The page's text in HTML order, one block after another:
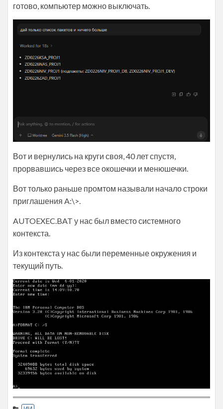
готово, компьютер можно выключать.
Вот и вернулись на круги своя, 40 лет спустя,
прорвавшись через все окошечки и менюшечки.
Вот только раньше промтом называли начало строки
приглашения A:\>.
AUTOEXEC.BAT у нас был вместо системного
контекста.
Из контекста у нас были переменные окружения и
текущий путь.